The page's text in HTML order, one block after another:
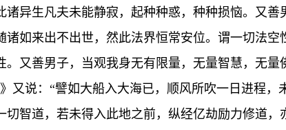
诸异生凡夫未能静寂，起种种惑，种种损恼。又
诸如来出不出世，然此法界恒常安位。谓一切法
。又善男子，当观我身无有限量，无量智慧，无
又说：“譬如大船入大海已，顺风所吹一日进程
切智道，若未得入此地之前，纵经亿劫励力修道